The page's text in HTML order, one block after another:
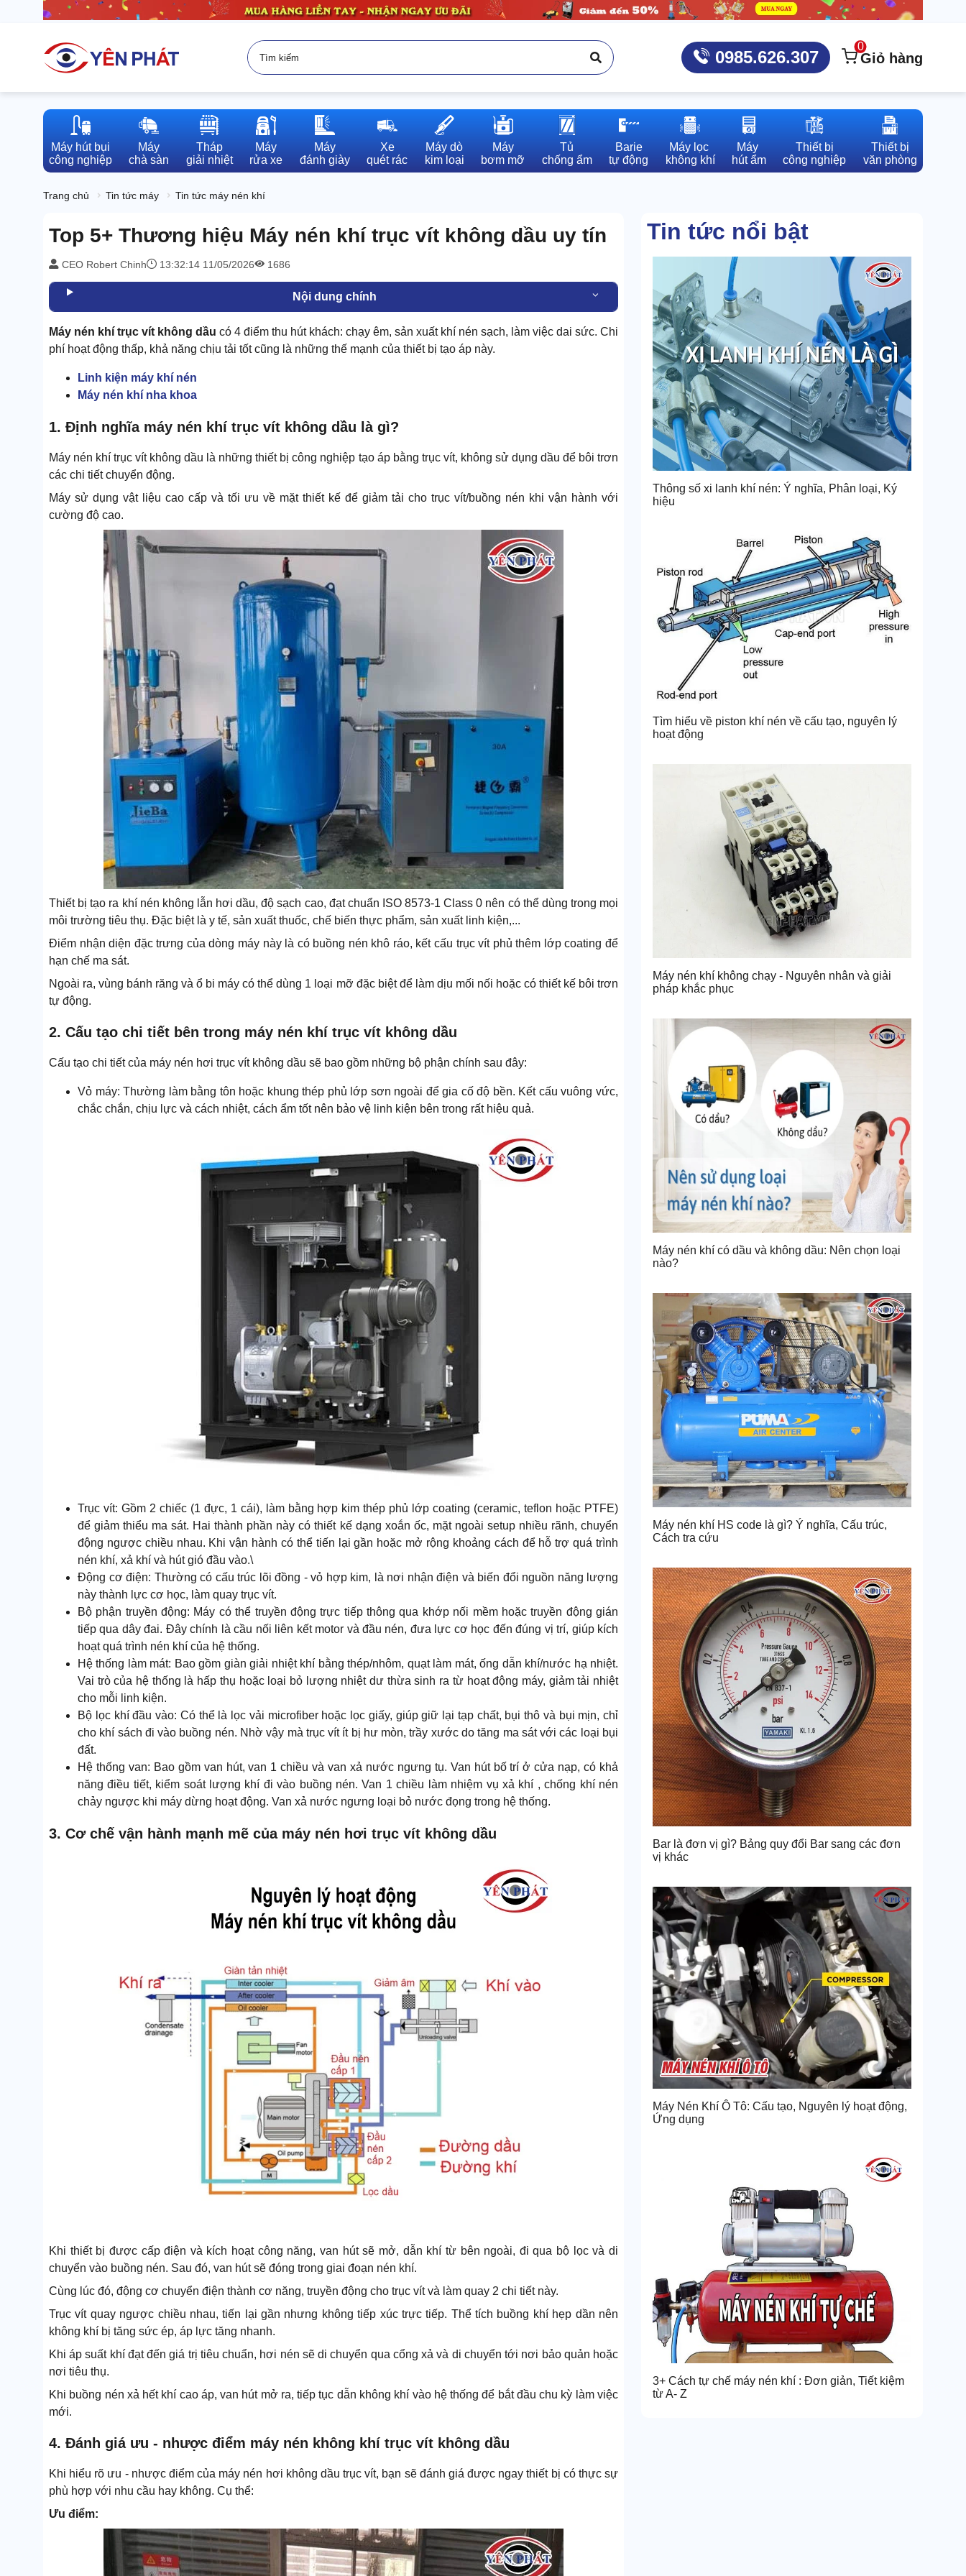
0985.626.307
0
Giỏ hàng
Máy hút bụi
công nghiệp
Máy
chà sàn
Tháp
giải nhiệt
Máy
rửa xe
Máy
đánh giày
Xe
quét rác
Máy dò
kim loại
Máy
bơm mỡ
Tủ
chống ẩm
Barie
tự động
Máy lọc
không khí
Máy
hút ẩm
Thiết bị
công nghiệp
Thiết bị
văn phòng
Trang chủ Tin tức máy Tin tức máy nén khí
Top 5+ Thương hiệu Máy nén khí trục vít không dầu uy tín
CEO Robert Chinh 13:32:14 11/05/2026 1686
Nội dung chính
Máy nén khí trục vít không dầu có 4 điểm thu hút khách: chạy êm, sản xuất khí nén sạch, làm việc dai sức. Chi
phí hoạt động thấp, khả năng chịu tải tốt cũng là những thế mạnh của thiết bị tạo áp này.
Linh kiện máy khí nén
Máy nén khí nha khoa
1. Định nghĩa máy nén khí trục vít không dầu là gì?
Máy nén khí trục vít không dầu là những thiết bị công nghiệp tạo áp bằng trục vít, không sử dụng dầu để bôi trơn
các chi tiết chuyển động.
Máy sử dụng vật liệu cao cấp và tối ưu về mặt thiết kế để giảm tải cho trục vít/buồng nén khi vận hành với
cường độ cao.
Thiết bị tạo ra khí nén không lẫn hơi dầu, độ sạch cao, đạt chuẩn ISO 8573-1 Class 0 nên có thể dùng trong mọi
môi trường tiêu thụ. Đặc biệt là y tế, sản xuất thuốc, chế biến thực phẩm, sản xuất linh kiện,...
Điểm nhận diện đặc trưng của dòng máy này là có buồng nén khô ráo, kết cấu trục vít phủ thêm lớp coating để
hạn chế ma sát.
Ngoài ra, vùng bánh răng và ổ bi máy có thể dùng 1 loại mỡ đặc biệt để làm dịu mối nối hoặc có thiết kế bôi trơn
tự động.
2. Cấu tạo chi tiết bên trong máy nén khí trục vít không dầu
Cấu tạo chi tiết của máy nén hơi trục vít không dầu sẽ bao gồm những bộ phận chính sau đây:
Vỏ máy: Thường làm bằng tôn hoặc khung thép phủ lớp sơn ngoài để gia cố độ bền. Kết cấu vuông vức,
chắc chắn, chịu lực và cách nhiệt, cách ẩm tốt nên bảo vệ linh kiện bên trong rất hiệu quả.
Trục vít: Gồm 2 chiếc (1 đực, 1 cái), làm bằng hợp kim thép phủ lớp coating (ceramic, teflon hoặc PTFE)
để giảm thiểu ma sát. Hai thành phần này có thiết kế dạng xoắn ốc, mặt ngoài setup nhiều rãnh, chuyển
động ngược chiều nhau. Khi vận hành có thể tiến lại gần hoặc mở rộng khoảng cách để hỗ trợ quá trình
nén khí, xả khí và hút gió đầu vào.\
Động cơ điện: Thường có cấu trúc lõi đồng - vỏ hợp kim, là nơi nhận điện và biến đổi nguồn năng lượng
này thành lực cơ học, làm quay trục vít.
Bộ phận truyền động: Máy có thể truyền động trực tiếp thông qua khớp nối mềm hoặc truyền động gián
tiếp qua dây đai. Đây chính là cầu nối liên kết motor và đầu nén, đưa lực cơ học đến đúng vị trí, giúp kích
hoạt quá trình nén khí của hệ thống.
Hệ thống làm mát: Bao gồm giàn giải nhiệt khí bằng thép/nhôm, quạt làm mát, ống dẫn khí/nước hạ nhiệt.
Vai trò của hệ thống là hấp thụ hoặc loại bỏ lượng nhiệt dư thừa sinh ra từ hoạt động máy, giảm tải nhiệt
cho mỗi linh kiện.
Bộ lọc khí đầu vào: Có thể là lọc vải microfiber hoặc lọc giấy, giúp giữ lại tạp chất, bụi thô và bụi mịn, chỉ
cho khí sách đi vào buồng nén. Nhờ vậy mà trục vít ít bị hư mòn, trầy xước do tăng ma sát với các loại bụi
đất.
Hệ thống van: Bao gồm van hút, van 1 chiều và van xả nước ngưng tụ. Van hút bố trí ở cửa nạp, có khả
năng điều tiết, kiểm soát lượng khí đi vào buồng nén. Van 1 chiều làm nhiệm vụ xả khí , chống khí nén
chảy ngược khi máy dừng hoạt động. Van xả nước ngưng loại bỏ nước đọng trong hệ thống.
3. Cơ chế vận hành mạnh mẽ của máy nén hơi trục vít không dầu
Khi thiết bị được cấp điện và kích hoạt công năng, van hút sẽ mở, dẫn khí từ bên ngoài, đi qua bộ lọc và di
chuyển vào buồng nén. Sau đó, van hút sẽ đóng trong giai đoạn nén khí.
Cùng lúc đó, động cơ chuyển điện thành cơ năng, truyền động cho trục vít và làm quay 2 chi tiết này.
Trục vít quay ngược chiều nhau, tiến lại gần nhưng không tiếp xúc trực tiếp. Thể tích buồng khí hẹp dần nên
không khí bị tăng sức ép, áp lực tăng nhanh.
Khi áp suất khí đạt đến giá trị tiêu chuẩn, hơi nén sẽ di chuyển qua cổng xả và di chuyển tới nơi bảo quản hoặc
nơi tiêu thụ.
Khi buồng nén xả hết khí cao áp, van hút mở ra, tiếp tục dẫn không khí vào hệ thống để bắt đầu chu kỳ làm việc
mới.
4. Đánh giá ưu - nhược điểm máy nén không khí trục vít không dầu
Khi hiểu rõ ưu - nhược điểm của máy nén hơi không dầu trục vít, bạn sẽ đánh giá được ngay thiết bị có thực sự
phù hợp với nhu cầu hay không. Cụ thể:
Ưu điểm:
Tin tức nổi bật
Thông số xi lanh khí nén: Ý nghĩa, Phân loại, Ký
hiệu
Tìm hiểu về piston khí nén về cấu tạo, nguyên lý
hoạt động
Máy nén khí không chạy - Nguyên nhân và giải
pháp khắc phục
Máy nén khí có dầu và không dầu: Nên chọn loại
nào?
Máy nén khí HS code là gì? Ý nghĩa, Cấu trúc,
Cách tra cứu
Bar là đơn vị gì? Bảng quy đổi Bar sang các đơn
vị khác
Máy Nén Khí Ô Tô: Cấu tạo, Nguyên lý hoạt động,
Ứng dụng
3+ Cách tự chế máy nén khí : Đơn giản, Tiết kiệm
từ A- Z